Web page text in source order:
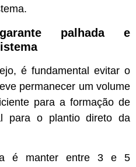
palhada e
é fundamental evitar o
permanecer um volume
para a formação de
para o plantio direto da
é manter entre 3 e 5